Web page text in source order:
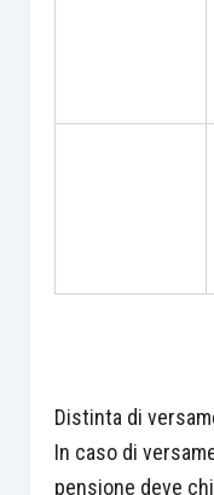
Distinta di
In caso di
pensione deve